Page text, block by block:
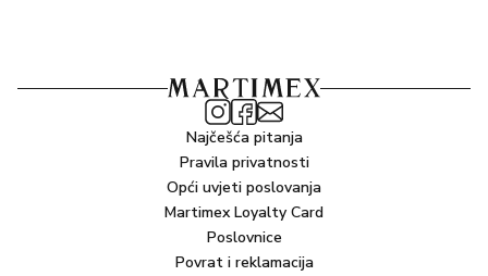
Prijateljska noćna zvijezda koja sja svake večeri i upravlja
snovima i željama čovječanstva. Njegovo skriveno lice je
druga strana Redmoona: u potpunosti u notama kože,
sadržana u akordu kožnog jantara, koji se pojavljuje bez
težine, iz vedra neba. Potpuna pomrčina, prekinuto vrijeme.
Mjesec dobro poznaje ovo stanje i poprima granatni sjaj.
Najčešća pitanja
Pravila privatnosti
Opći uvjeti poslovanja
Martimex Loyalty Card
Poslovnice
Povrat i reklamacija